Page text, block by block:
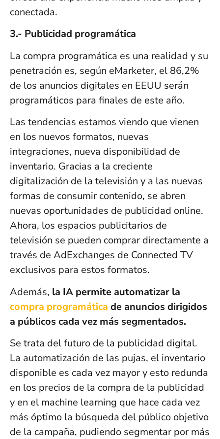
conectada.
3.- Publicidad programática
La compra programática es una realidad y su
penetración es, según eMarketer, el 86,2%
de los anuncios digitales en EEUU serán
programáticos para finales de este año.
Las tendencias estamos viendo que vienen
en los nuevos formatos, nuevas
integraciones, nueva disponibilidad de
inventario. Gracias a la creciente
digitalización de la televisión y a las nuevas
formas de consumir contenido, se abren
nuevas oportunidades de publicidad online.
Ahora, los espacios publicitarios de
televisión se pueden comprar directamente a
través de AdExchanges de Connected TV
exclusivos para estos formatos.
Además, la IA permite automatizar la
compra programática de anuncios dirigidos
a públicos cada vez más segmentados.
Se trata del futuro de la publicidad digital.
La automatización de las pujas, el inventario
disponible es cada vez mayor y esto redunda
en los precios de la compra de la publicidad
y en el machine learning que hace cada vez
más óptimo la búsqueda del público objetivo
de la campaña, pudiendo segmentar por más